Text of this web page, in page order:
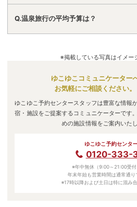
Q.温泉旅行の平均予算は？
※掲載している写真はイメー
ゆこゆこコミュニケーター
お気軽にご相談ください。
ゆこゆこ予約センタースタッフは豊富な情報
宿・施設をご提案するコミュニケーターです
めの施設情報をご案内いたし
ゆこゆこ予約センタ
0120-333-
※年中無休（9:00～21:00受付
年末年始も営業時間は通常通り
※17時以降および土日は特に混み合